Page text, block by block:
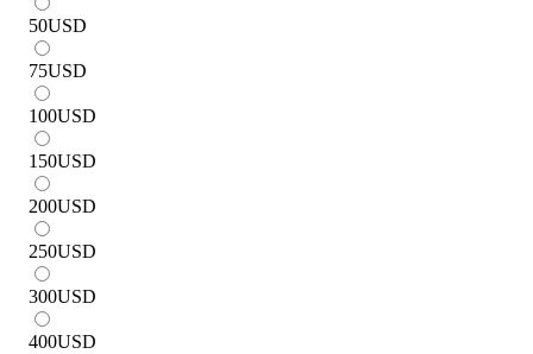
50USD
75USD
100USD
150USD
200USD
250USD
300USD
400USD